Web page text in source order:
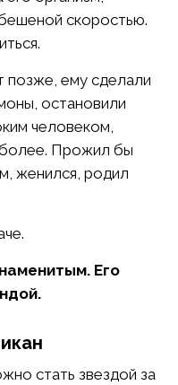
скоростью.
позже, ему сделали
остановили
человеком,
Прожил бы
женился, родил
Его
стать звездой за